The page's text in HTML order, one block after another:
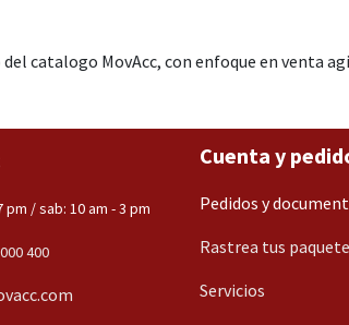
catalogo MovAcc, con enfoque en venta
pm / sab: 10 am - 3 pm
400
Cuenta y
Pedidos y
Rastrea tus
Servicios